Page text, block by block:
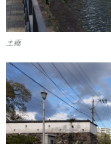
土橋